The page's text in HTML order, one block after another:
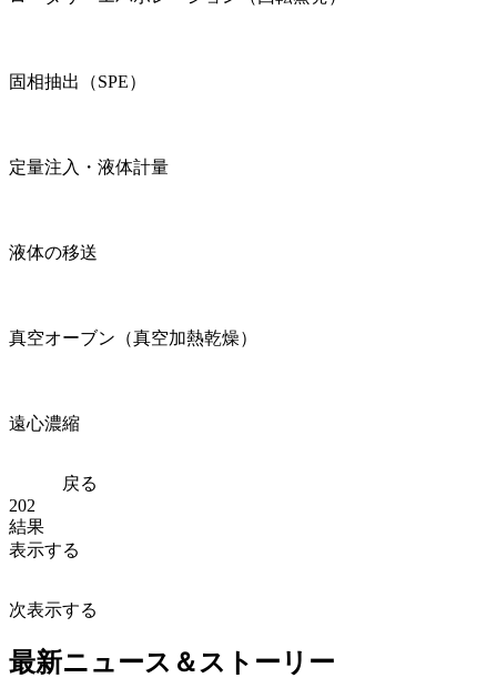
固相抽出（SPE）
定量注入・液体計量
液体の移送
真空オーブン（真空加熱乾燥）
遠心濃縮
戻る
202
結果
表示する
次表示する
最新ニュース＆ストーリー